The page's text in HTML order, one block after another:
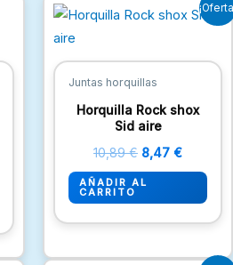
Juntas horquillas
Horquilla Rock shox
Sid aire
10,89€
precio
10,89 €.
8,47 €
precio
8,47 €.
AÑADIR AL
CARRITO